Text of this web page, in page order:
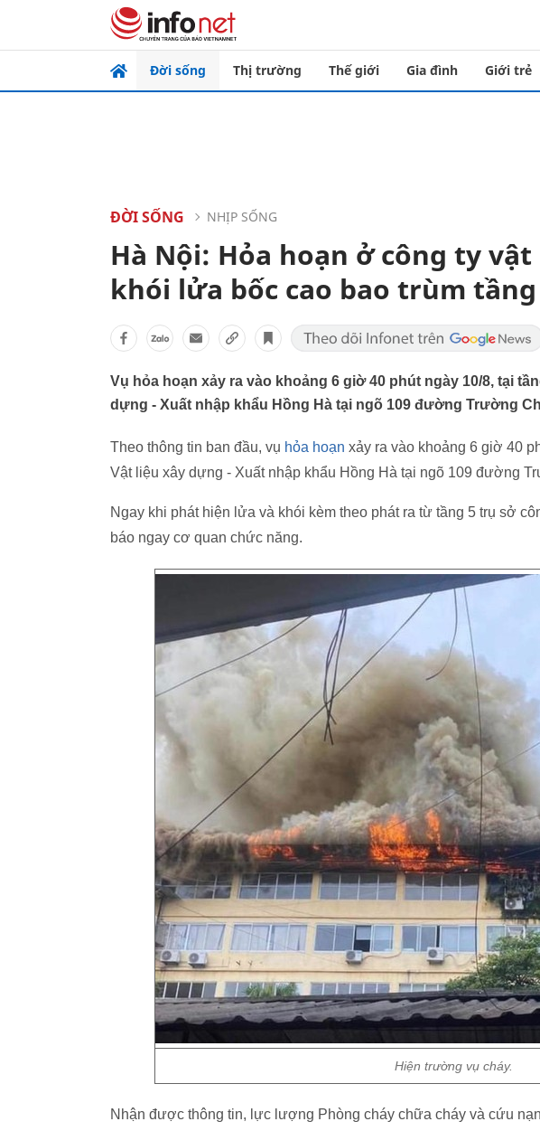
Đời sống Thị trường Thế giới Gia đình Giới trẻ
ĐỜI SỐNG NHỊP SỐNG
Hà Nội: Hỏa hoạn ở công ty
khói lửa bốc cao bao trùm
Vụ hỏa hoạn xảy ra vào khoảng 6 giờ 40 phút ngày 10/8, tại
dựng - Xuất nhập khẩu Hồng Hà tại ngõ 109 đường Trường
Theo thông tin ban đầu, vụ hỏa hoạn xảy ra vào khoảng 6 giờ 40
Vật liệu xây dựng - Xuất nhập khẩu Hồng Hà tại ngõ 109 đường
Ngay khi phát hiện lửa và khói kèm theo phát ra từ tầng 5 trụ sở
báo ngay cơ quan chức năng.
Hiện trường vụ cháy.
Nhận được thông tin, lực lượng Phòng cháy chữa cháy và cứu